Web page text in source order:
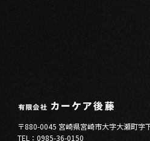
〒880-0045 宮崎県宮崎市大字大瀬町字
TEL：0985-36-0150